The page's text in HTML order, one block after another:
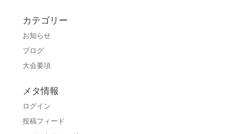
カテゴリー
お知らせ
ブログ
大会要項
メタ情報
ログイン
投稿フィード